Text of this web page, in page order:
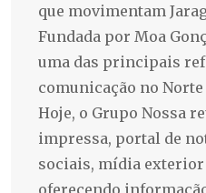
que movimentam
Fundada por Moa
uma das principais
comunicação no Norte
Hoje, o Grupo Nossa
impressa, portal de
sociais, mídia exterior
oferecendo